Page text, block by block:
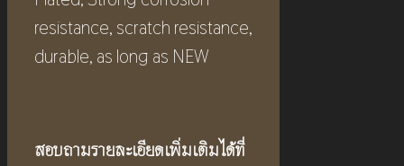
resistance, scratch resistance,
durable, as long as NEW
สอบถามรายละเอียดเพิ่มเติมได้ที่